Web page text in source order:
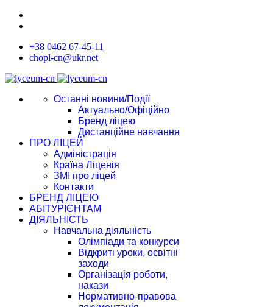
+38 0462 67-45-11
chopl-cn@ukr.net
Останні новини/Події
Актуально/Офіційно
Бренд ліцею
Дистанційне навчання
ПРО ЛІЦЕЙ
Адміністрація
Країна Ліценія
ЗМІ про ліцей
Контакти
БРЕНД ЛІЦЕЮ
АБІТУРІЄНТАМ
ДІЯЛЬНІСТЬ
Навчальна діяльність
Олімпіади та конкурси
Відкриті уроки, освітні
заходи
Організація роботи,
накази
Нормативно-правова